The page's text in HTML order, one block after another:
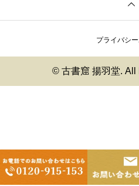
プライバシ
© 古書窟 揚羽堂. All